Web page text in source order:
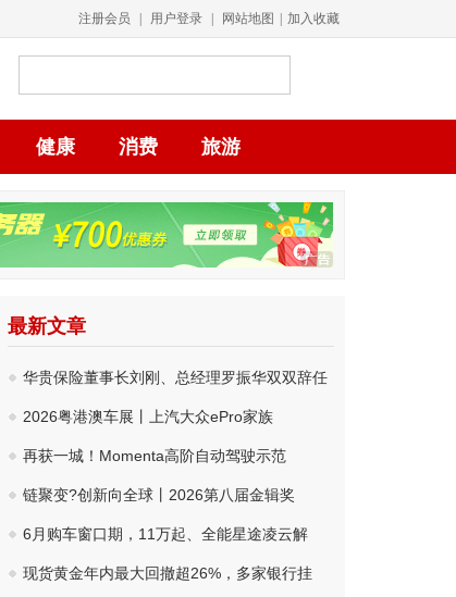
注册会员 用户登录 网站地图 加入收藏
健康 消费 旅游
最新文章
华贵保险董事长刘刚、总经理罗振华双双辞任
2026粤港澳车展丨上汽大众ePro家族
再获一城！Momenta高阶自动驾驶示范
链聚变?创新向全球丨2026第八届金辑奖
6月购车窗口期，11万起、全能星途凌云解
现货黄金年内最大回撤超26%，多家银行挂